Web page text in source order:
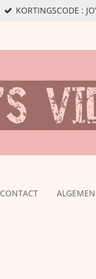
KORTINGSCODE :
CONTACT